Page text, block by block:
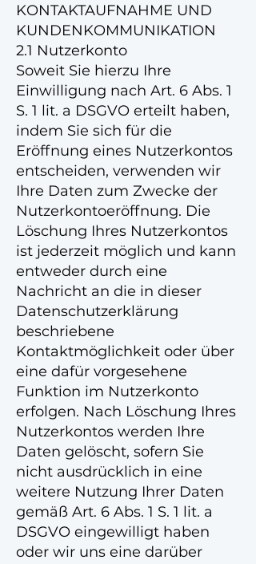
KONTAKTAUFNAHME UND
KUNDENKOMMUNIKATION
2.1 Nutzerkonto
Soweit Sie hierzu Ihre
Einwilligung nach Art. 6 Abs. 1
S. 1 lit. a DSGVO erteilt haben,
indem Sie sich für die
Eröffnung eines Nutzerkontos
entscheiden, verwenden wir
Ihre Daten zum Zwecke der
Nutzerkontoeröffnung. Die
Löschung Ihres Nutzerkontos
ist jederzeit möglich und kann
entweder durch eine
Nachricht an die in dieser
Datenschutzerklärung
beschriebene
Kontaktmöglichkeit oder über
eine dafür vorgesehene
Funktion im Nutzerkonto
erfolgen. Nach Löschung Ihres
Nutzerkontos werden Ihre
Daten gelöscht, sofern Sie
nicht ausdrücklich in eine
weitere Nutzung Ihrer Daten
gemäß Art. 6 Abs. 1 S. 1 lit. a
DSGVO eingewilligt haben
oder wir uns eine darüber